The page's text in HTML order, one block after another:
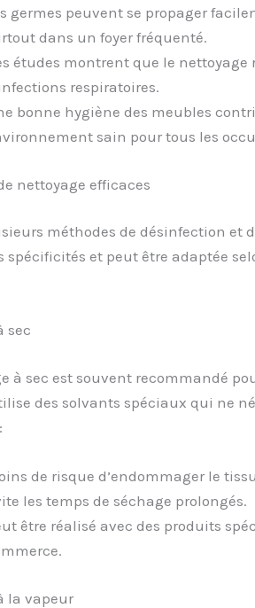
germes peuvent se propager
dans un foyer fréquenté.
études montrent que le
respiratoires.
bonne hygiène des meubles
sain pour tous les
nettoyage efficaces
méthodes de désinfection et
spécificités et peut être adaptée
sec
à sec est souvent recommandé
des solvants spéciaux qui ne
de risque d’endommager le
les temps de séchage prolongés.
être réalisé avec des produits
la vapeur